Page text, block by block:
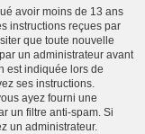
avoir moins de 13 ans
instructions reçues par
que toute nouvelle
un administrateur avant
est indiquée lors de
ses instructions.
ayez fourni une
un filtre anti-spam. Si
un administrateur.